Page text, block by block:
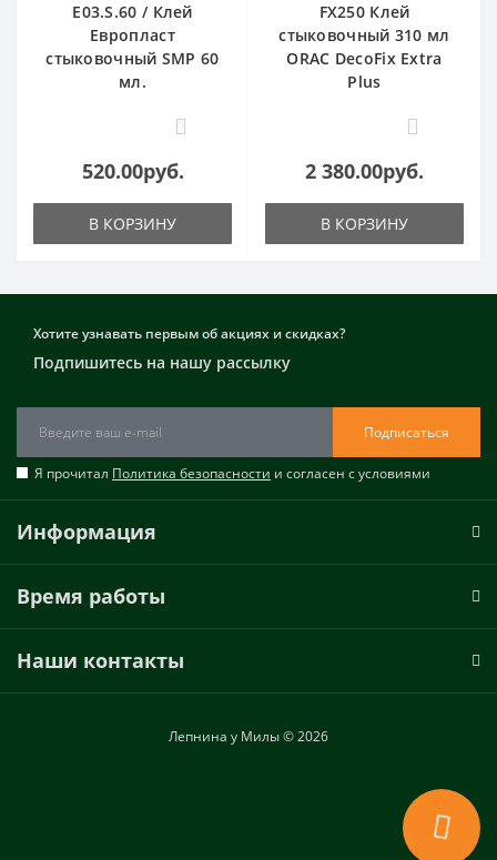
E03.S.60 / Клей
Европласт
стыковочный SMP 60
мл.
0
520.00руб.
В КОРЗИНУ
FX250 Клей
стыковочный 310 мл
ORAC DecoFix Extra
Plus
0
2 380.00руб.
В КОРЗИНУ
Хотите узнавать первым об акциях и скидках?
Подпишитесь на нашу рассылку
Подписаться
Я прочитал Политика безопасности и согласен с условиями
Информация
Время работы
Наши контакты
Лепнина у Милы © 2026